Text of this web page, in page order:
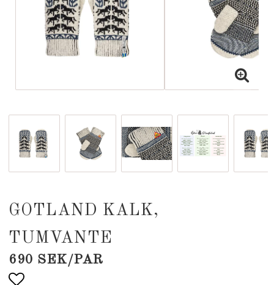
GOTLAND KALK,
TUMVANTE
690 SEK/PAR